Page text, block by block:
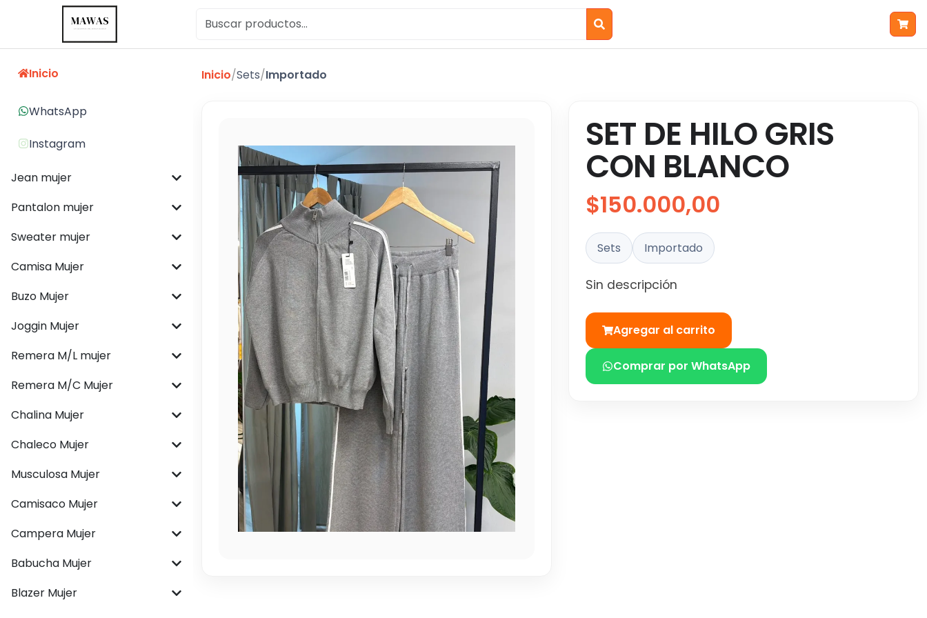
Inicio
WhatsApp
Instagram
Jean mujer
Pantalon mujer
Sweater mujer
Camisa Mujer
Buzo Mujer
Joggin Mujer
Remera M/L mujer
Remera M/C Mujer
Chalina Mujer
Chaleco Mujer
Musculosa Mujer
Camisaco Mujer
Campera Mujer
Babucha Mujer
Blazer Mujer
Inicio/Sets/Importado
SET DE HILO GRIS
CON BLANCO
$150.000,00
Sets Importado
Sin descripción
Agregar al carrito
Comprar por WhatsApp